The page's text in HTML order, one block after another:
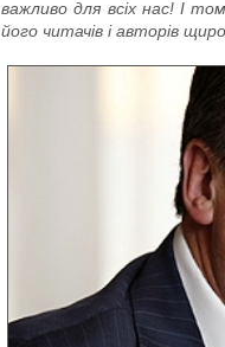
важливо для всіх нас! І
його читачів і авторів